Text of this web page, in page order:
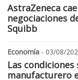
AstraZeneca
negociaciones
Squibb
Economía - 03/08/
Las
manufacturero